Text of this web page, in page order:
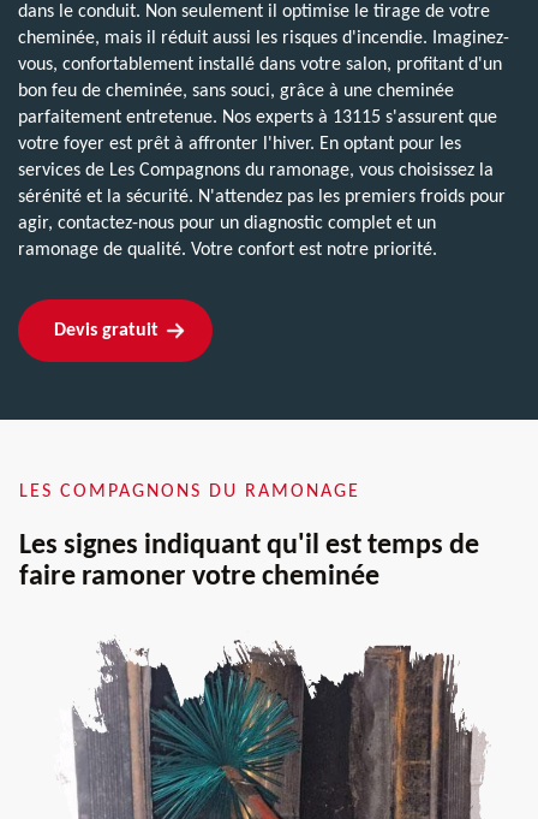
dans le conduit. Non seulement il optimise le tirage de votre
cheminée, mais il réduit aussi les risques d'incendie. Imaginez-
vous, confortablement installé dans votre salon, profitant d'un
bon feu de cheminée, sans souci, grâce à une cheminée
parfaitement entretenue. Nos experts à 13115 s'assurent que
votre foyer est prêt à affronter l'hiver. En optant pour les
services de Les Compagnons du ramonage, vous choisissez la
sérénité et la sécurité. N'attendez pas les premiers froids pour
agir, contactez-nous pour un diagnostic complet et un
ramonage de qualité. Votre confort est notre priorité.
Devis gratuit
LES COMPAGNONS DU RAMONAGE
Les signes indiquant qu'il est temps de
faire ramoner votre cheminée